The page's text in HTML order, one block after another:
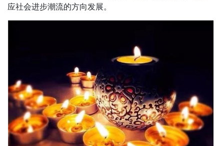
应社会进步潮流的方向发展。